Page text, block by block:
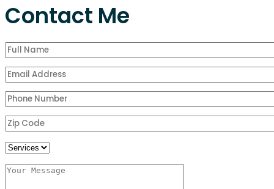
Contact Me